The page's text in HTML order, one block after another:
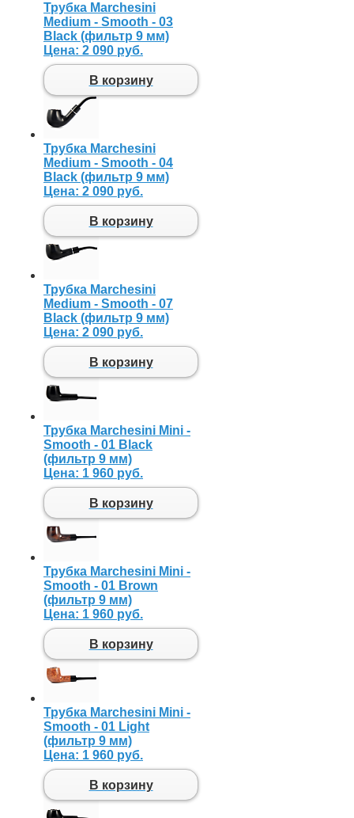
Трубка Marchesini
Medium - Smooth - 03
Black (фильтр 9 мм)
Цена: 2 090 руб.
В корзину
Трубка Marchesini
Medium - Smooth - 04
Black (фильтр 9 мм)
Цена: 2 090 руб.
В корзину
Трубка Marchesini
Medium - Smooth - 07
Black (фильтр 9 мм)
Цена: 2 090 руб.
В корзину
Трубка Marchesini Mini -
Smooth - 01 Black
(фильтр 9 мм)
Цена: 1 960 руб.
В корзину
Трубка Marchesini Mini -
Smooth - 01 Brown
(фильтр 9 мм)
Цена: 1 960 руб.
В корзину
Трубка Marchesini Mini -
Smooth - 01 Light
(фильтр 9 мм)
Цена: 1 960 руб.
В корзину